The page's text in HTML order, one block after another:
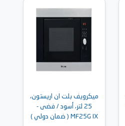
ميكرويف بلت ان اريستون،
25 لتر، أسود / فضى -
MF25G IX ( ضمان دولي )